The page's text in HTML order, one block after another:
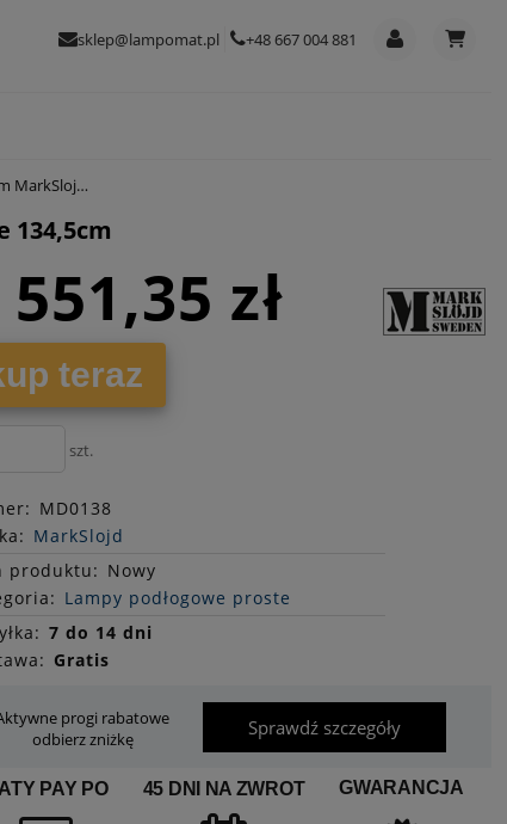
sklep@lampomat.pl +48 667 004 881
134,5cm
134,5cm
551,35 zł
teraz
szt.
MD0138
MarkSlojd
produktu: Nowy
Lampy podłogowe proste
7 do 14 dni
Gratis
progi rabatowe
odbierz zniżkę
Sprawdź szczegóły
PAY PO 45 DNI NA ZWROT GWARANCJA